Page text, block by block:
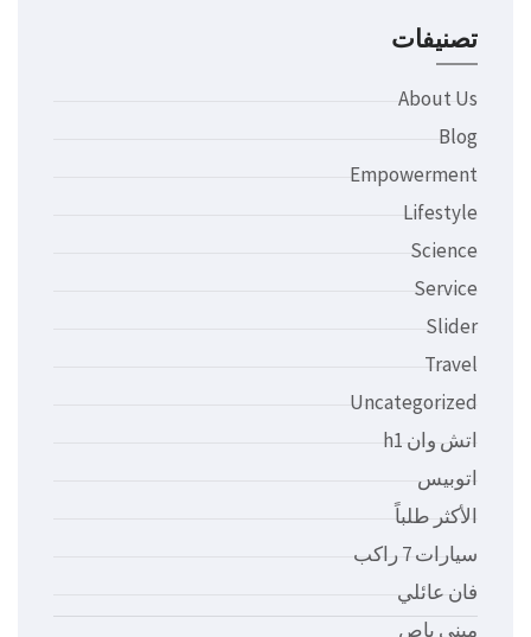
تصنيفات
About Us
Blog
Empowerment
Lifestyle
Science
Service
Slider
Travel
Uncategorized
اتش وان h1
اتوبيس
الأكثر طلباً
سيارات 7 راكب
فان عائلي
ميني باص